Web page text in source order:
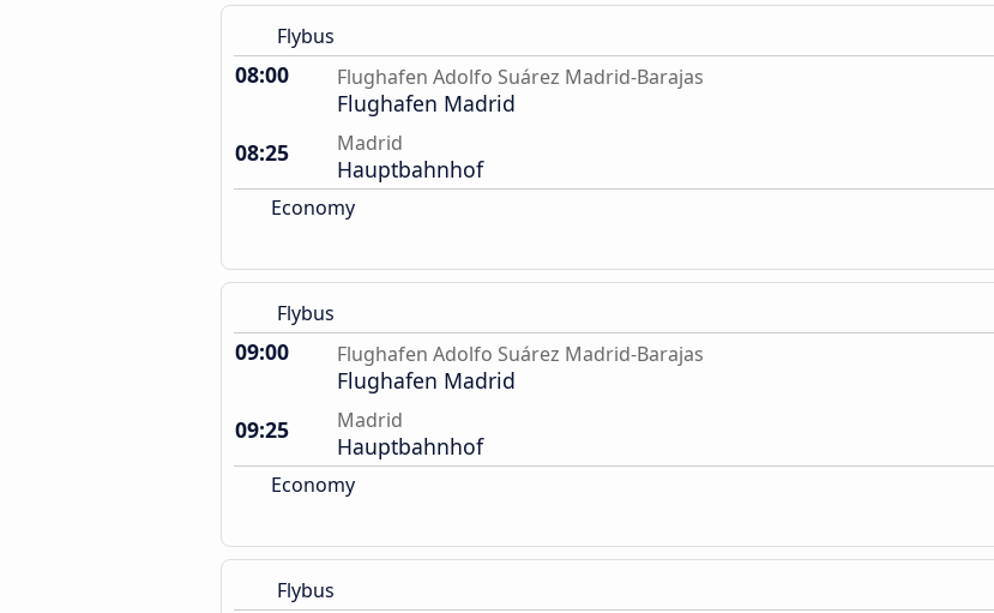
Flybus
08:00 Flughafen Adolfo Suárez Madrid-Barajas
Flughafen Madrid
08:25
Madrid
Hauptbahnhof
Economy
Flybus
09:00 Flughafen Adolfo Suárez Madrid-Barajas
Flughafen Madrid
09:25
Madrid
Hauptbahnhof
Economy
Flybus